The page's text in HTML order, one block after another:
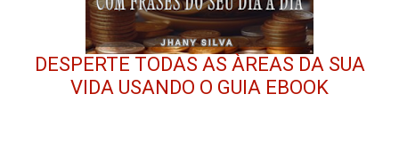
DESPERTE TODAS AS ÀREAS DA SUA
VIDA USANDO O GUIA EBOOK